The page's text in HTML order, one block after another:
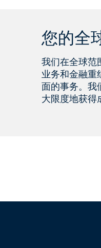
您的全
我们在全球范
业务和金融重
面的事务。我
大限度地获得